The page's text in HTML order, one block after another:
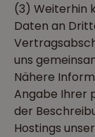
(3) Weiterhin
Daten an
uns
Nähere
Angabe Ihrer
der
Hostings